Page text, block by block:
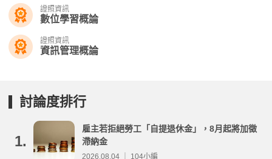
證照資訊
數位學習概論
證照資訊
資訊管理概論
討論度排行
1.
雇主若拒絕勞工「自提退休金」，8月起將加徵
滯納金
2026.08.04 ｜ 104小編